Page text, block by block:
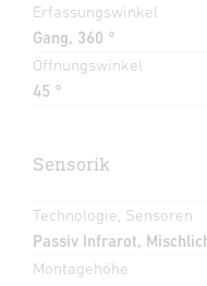
Erfassungswinkel
Gang, 360 °
Öffnungswinkel
45 °
Sensorik
Technologie, Sensoren
Passiv Infrarot,
Montagehöhe